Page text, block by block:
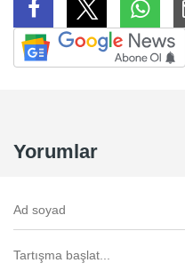
Yorumlar